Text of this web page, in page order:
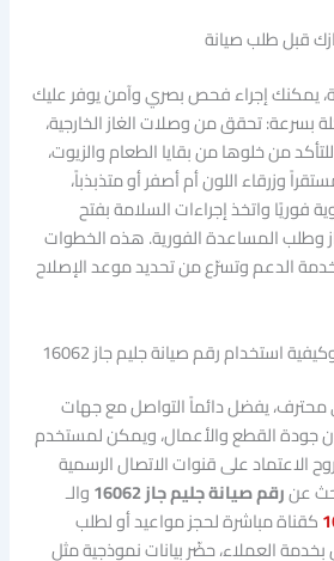
قبل طلب صيانة
يمكنك إجراء فحص بصري وآمن يوفر عليك
بسرعة: تحقق من وصلات الغاز الخارجية،
من خلوها من بقايا الطعام والزيوت،
وزرقاء اللون أم أصفر أو متذبذباً،
فوريًا واتخذ إجراءات السلامة بفتح
وطلب المساعدة الفورية. هذه الخطوات
الدعم وتسرّع من تحديد موعد الإصلاح
استخدام رقم صيانة جليم جاز 16062
محترف، يفضل دائماً التواصل مع جهات
القطع والأعمال، ويمكن لمستخدم
الاعتماد على قنوات الاتصال الرسمية
عنرقم صيانة جليم جاز 16062
والـ
كقناة مباشرة لحجز مواعيد أو لطلب
بخدمة العملاء، حضّر بيانات نموذجية مثل